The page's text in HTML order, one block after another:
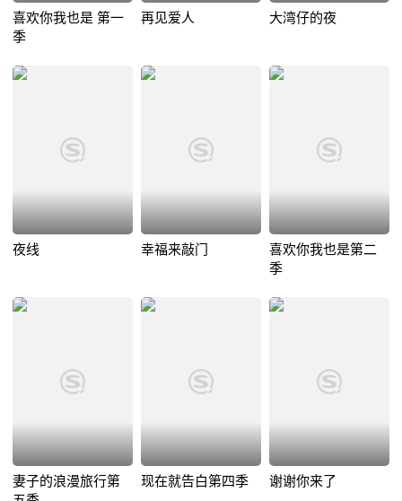
喜欢你我也是 第一
季
再见爱人 大湾仔的夜
夜线 幸福来敲门
喜欢你我也是第二
季
妻子的浪漫旅行第
现在就告白第四季 谢谢你来了